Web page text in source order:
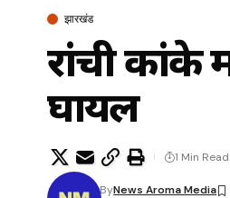
झारखंड
रांची कांके
घायल
ByNews Aroma Media
1 Min Read